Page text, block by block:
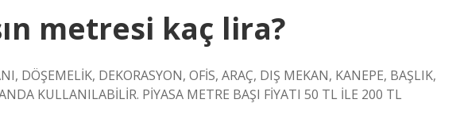
metresi kaç lira?
DÖŞEMELİK, DEKORASYON, OFİS, ARAÇ, DIŞ MEKAN, KANEPE, BAŞLIK,
KULLANILABİLİR. PİYASA METRE BAŞI FİYATI 50 TL İLE 200 TL